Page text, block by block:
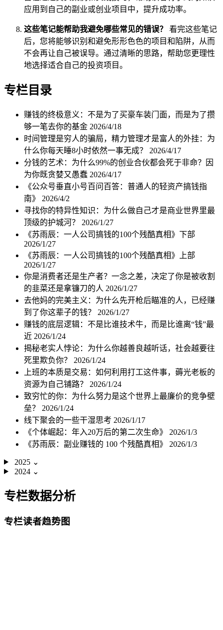
应用到自己的副业或创业项目中，提升成功率。
这些笔记能帮助我避免哪些常见的错误？
看完这些笔记
后，您将能够识别和避免形形色色的项目和陷阱，从而
不会再让自己被误导。通过清晰的思路，帮助您更理性
地选择适合自己的投资项目。
专栏目录
赚钱的终极意义：不是为了买豪车装门面，而是为了攒
够一笔去你的基金 2026/4/18
时间管理是穷人的骗局，精力管理才是富人的外挂：为
什么你每天睡8小时依然一事无成？ 2026/4/17
分钱的艺术：为什么99%的创业合伙都会死于非命？因
为你既贪婪又愚蠢 2026/4/17
《公众号垂直小号百问百答：普通人的轻资产搞钱指
南》 2026/4/2
寻找你的特异性知识：为什么做自己才是商业世界里最
顶级的护城河？ 2026/1/27
《苏雨辰：一人公司搞钱的100个残酷真相》下部
2026/1/27
《苏雨辰：一人公司搞钱的100个残酷真相》上部
2026/1/27
你是消费者还是生产者？一念之差，决定了你是被收割
的韭菜还是拿镰刀的人 2026/1/27
去他妈的完美主义：为什么先开枪后瞄准的人，已经赚
到了你这辈子的钱？ 2026/1/27
赚钱的底层逻辑：不是比谁技术牛，而是比谁离“钱”最
近 2026/1/24
揭秘老实人悖论：为什么你越善良越听话，社会越要往
死里欺负你？ 2026/1/24
上班的本质是交易：如何利用打工这件事，薅光老板的
资源为自己铺路？ 2026/1/24
致穷忙的你：为什么努力是这个世界上最廉价的竞争壁
垒？ 2026/1/24
线下聚会的一些干湿思考 2026/1/17
《个体崛起：年入20万后的第二次生命》 2026/1/3
《苏雨辰：副业赚钱的 100 个残酷真相》 2026/1/3
2025 ⌄
2024 ⌄
专栏数据分析
专栏读者趋势图